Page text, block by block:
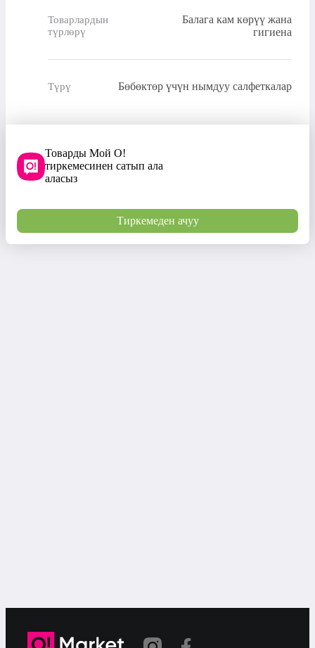
Товарлардын
түрлөрү
Балага кам көрүү жана
гигиена
Түрү Бөбөктөр үчүн нымдуу салфеткалар
Товарды Мой О!
тиркемесинен сатып ала
аласыз
Тиркемеден ачуу